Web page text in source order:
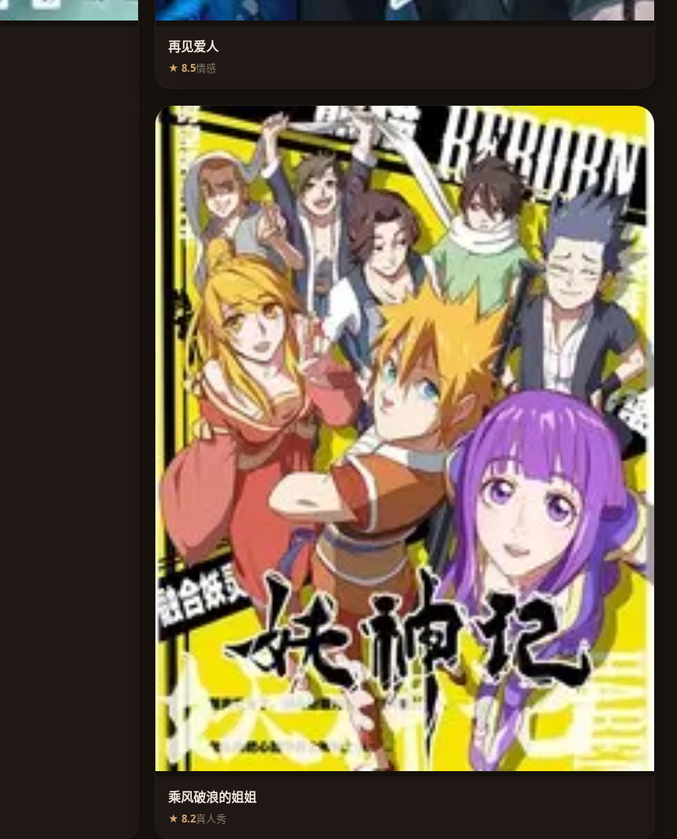
再见爱人
★ 8.5情感
乘风破浪的姐姐
★ 8.2真人秀